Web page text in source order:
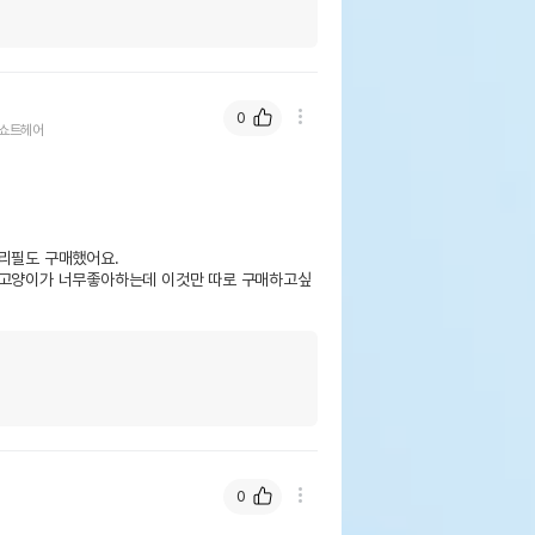
트헤어
필도 구매했어요.
양이가 너무좋아하는데 이것만 따로 구매하고싶
0
0